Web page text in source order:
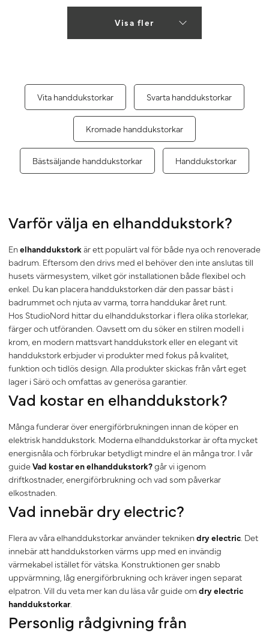
Visa fler
Vita handdukstorkar Svarta handdukstorkar
Kromade handdukstorkar
Bästsäljande handdukstorkar Handdukstorkar
Varför välja en elhanddukstork?
Enelhanddukstorkär ett populärt val för både nya och renoverade
badrum. Eftersom den drivs med el behöver den inte anslutas till
husets värmesystem, vilket gör installationen både flexibel och
enkel. Du kan placera handdukstorken där den passar bäst i
badrummet och njuta av varma, torra handdukar året runt.
Hos StudioNord hittar du elhanddukstorkar i flera olika storlekar,
färger och utföranden. Oavsett om du söker en stilren modell i
krom, en modern mattsvart handdukstork eller en elegant vit
handdukstork erbjuder vi produkter med fokus på kvalitet,
funktion och tidlös design. Alla produkter skickas från vårt eget
lager i Särö och omfattas av generösa garantier.
Vad kostar en elhanddukstork?
Många funderar över energiförbrukningen innan de köper en
elektrisk handdukstork. Moderna elhanddukstorkar är ofta mycket
energisnåla och förbrukar betydligt mindre el än många tror. I vår
guideVad kostar en elhanddukstork?går vi igenom
driftkostnader, energiförbrukning och vad som påverkar
elkostnaden.
Vad innebär dry electric?
Flera av våra elhanddukstorkar använder teknikendry electric . Det
innebär att handdukstorken värms upp med en invändig
värmekabel istället för vätska. Konstruktionen ger snabb
uppvärmning, låg energiförbrukning och kräver ingen separat
elpatron. Vill du veta mer kan du läsa vår guide om dry electric
handdukstorkar.
Personlig rådgivning från